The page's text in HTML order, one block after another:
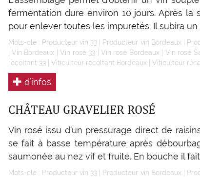
fermentation dure environ 10 jours. Après
pour enlever toutes les impuretés. Il subira
Mots-clé : Producteur vin 33 Producteur vin Bordeaux|
|Vin Bordeaux |Vin rosé 33 |Vin rosé Bordeaux| Vin rosé
récoltant 33| Viticulteur récoltant Bordeaux| Viticulteur
d’infos
CHÂTEAU GRAVELIER ROSÉ
Vin rosé issu d’un pressurage direct de
se fait à basse température après
saumonée au nez vif et fruité. En bouche il
Mots-clé : Producteur vin 33 Producteur vin Bordeaux|